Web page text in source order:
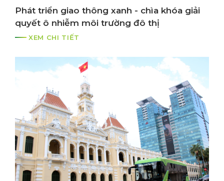
Phát triển giao thông xanh - chìa khóa giải
quyết ô nhiễm môi trường đô thị
XEM CHI TIẾT